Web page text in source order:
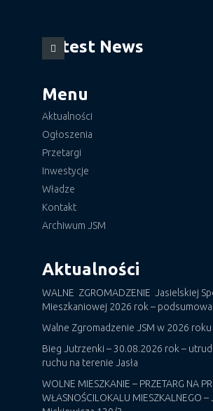
Latest News
Menu
Aktualności
Ogłoszenia
Przetargi
Inwestycje
Władze
Kontakt
Archiwum JSM
Aktualności
WALNE ZGROMADZENIE Jasielskiej
Mieszkaniowej 2026 rok –
Walne Zgromadzenie JSM w 2026 roku
Bieg Jutrzenki – 30.08.2026 rok –
ruchu na terenie Jasła
WOLNE MIESZKANIE – PRZETARG NA
WŁASNOŚCILOKALU MIESZKALNEGO –